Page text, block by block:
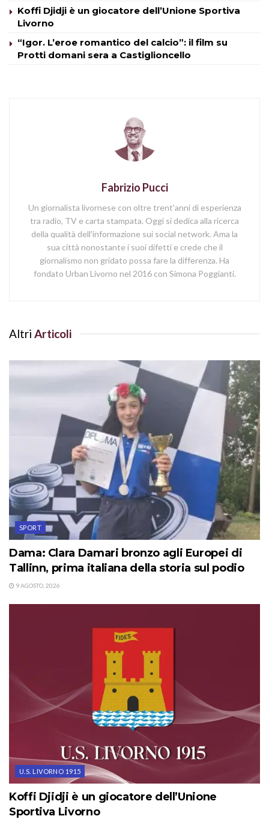
Koffi Djidji è un giocatore dell’Unione Sportiva
Livorno
“Igor. L’eroe romantico del calcio”: il film su
Protti domani sera a Castiglioncello
Fabrizio Pucci
Un giornalista livornese con oltre trent'anni di esperienza
tra radio, TV e carta stampata. Oggi si dedica alla ricerca
della qualità dell'informazione sui social network. Ama la
sua città nonostante i suoi difetti e crede che il
giornalismo non gridato possa fare la differenza. Ha
fondato Urban Livorno nel 2016 con Simona Poggianti.
Altri Articoli
SPORT
Dama: Clara Damari bronzo agli Europei di
Tallinn, prima italiana della storia sul podio
9 AGOSTO, 2026
U.S. LIVORNO 1915
Koffi Djidji è un giocatore dell’Unione
Sportiva Livorno